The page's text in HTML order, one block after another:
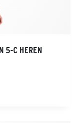
5-C HEREN